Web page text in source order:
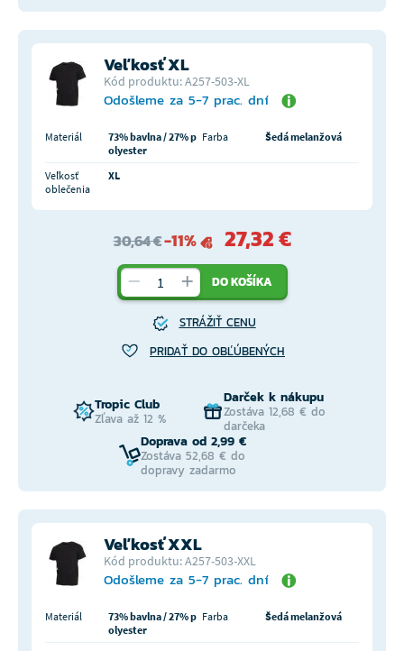
Veľkosť XL
Kód produktu: A257-503-XL
Odošleme za 5-7 prac. dní
Materiál
73% bavlna / 27% p
olyester
Farba Šedá melanžová
Veľkosť
oblečenia
XL
30,64 €-11% 27,32 €
DO KOŠÍKA
STRÁŽIŤ CENU
PRIDAŤ DO OBĽÚBENÝCH
Tropic Club
Zľava až 12 %
Darček k nákupu
Zostáva 12,68 € do
darčeka
Doprava od 2,99 €
Zostáva 52,68 € do
dopravy zadarmo
Veľkosť XXL
Kód produktu: A257-503-XXL
Odošleme za 5-7 prac. dní
Materiál
73% bavlna / 27% p
olyester
Farba Šedá melanžová